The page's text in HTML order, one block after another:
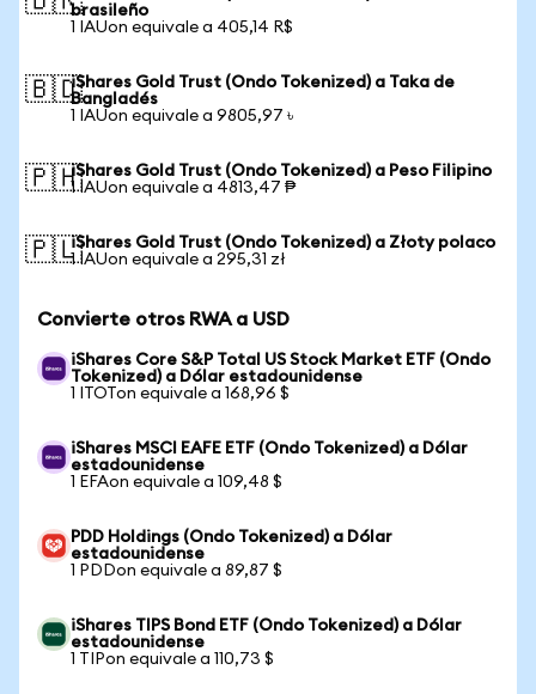
brasileño
1 IAUon equivale a 405,14 R$
🇧🇩iShares Gold Trust (Ondo Tokenized) a Taka de
Bangladés
1 IAUon equivale a 9805,97 ৳
🇵🇭iShares Gold Trust (Ondo Tokenized) a Peso Filipino
1 IAUon equivale a 4813,47 ₱
🇵🇱iShares Gold Trust (Ondo Tokenized) a Złoty polaco
1 IAUon equivale a 295,31 zł
Convierte otros RWA a USD
iShares Core S&P Total US Stock Market ETF (Ondo
Tokenized) a Dólar estadounidense
1 ITOTon equivale a 168,96 $
iShares MSCI EAFE ETF (Ondo Tokenized) a Dólar
estadounidense
1 EFAon equivale a 109,48 $
PDD Holdings (Ondo Tokenized) a Dólar
estadounidense
1 PDDon equivale a 89,87 $
iShares TIPS Bond ETF (Ondo Tokenized) a Dólar
estadounidense
1 TIPon equivale a 110,73 $